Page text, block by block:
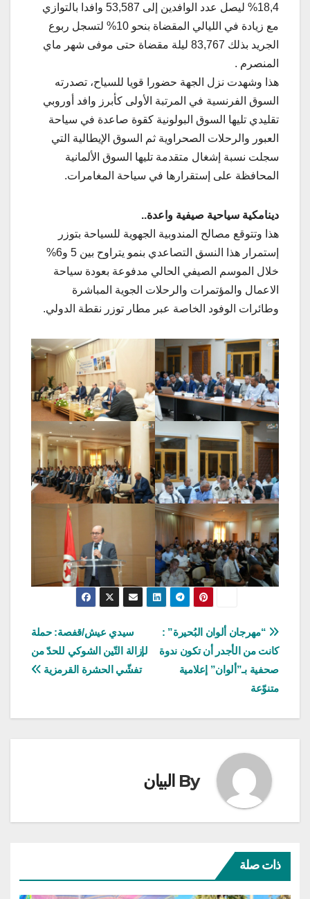
18,4% ليصل عدد الوافدين إلى 53,587 وافدا بالتوازي
مع زيادة في الليالي المقضاة بنحو 10% لتسجل ربوع
الجريد بذلك 83,767 ليلة مقضاة حتى موفى شهر ماي
المنصرم .
هذا وشهدت نزل الجهة حضورا قويا للسياح، تصدرته
السوق الفرنسية في المرتبة الأولى كأبرز وافد أوروبي
تقليدي تليها السوق البولونية كقوة صاعدة في سياحة
العبور والرحلات الصحراوية ثم السوق الإيطالية التي
سجلت نسبة إشغال متقدمة تليها السوق الألمانية
المحافظة على إستقرارها في سياحة المغامرات.
دينامكية سياحية صيفية واعدة..
هذا وتتوقع مصالح المندوبية الجهوية للسياحة بتوزر
إستمرار هذا النسق التصاعدي بنمو يتراوح بين 5 و6%
خلال الموسم الصيفي الحالي مدفوعة بعودة سياحة
الاعمال والمؤتمرات والرحلات الجوية المباشرة
وطائرات الوفود الخاصة عبر مطار توزر نقطة الدولي.
تصفّح
المقالات
سيدي عيش/قفصة: حملة
لإزالة التّين الشوكي للحدّ من
تفشّي الحشرة القرمزية
“مهرجان ألوان البُحيرة” :
كانت من الأجدر أن تكون ندوة
صحفية بـ”ألوان” إعلامية
متنوّعة
By البيان
ذات صلة